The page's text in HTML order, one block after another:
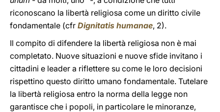
riconoscano la libertà religiosa come un diritto civile
fondamentale (cfr Dignitatis humanae, 2).
Il compito di difendere la libertà religiosa non è mai
completato. Nuove situazioni e nuove sfide invitano i
cittadini e leader a riflettere su come le loro decisioni
rispettino questo diritto umano fondamentale. Tutelare
la libertà religiosa entro la norma della legge non
garantisce che i popoli, in particolare le minoranze,